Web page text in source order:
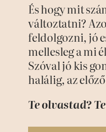
És hogy mit
változtatni?
feldolgozni, jó
mellesleg a mi
Szóval jó kis
halálig, az
Te olvastad?